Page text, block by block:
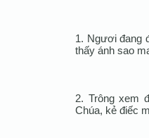
1. Ngươi đang
thấy ánh sao
2. Trông xem
Chúa, kẻ điếc